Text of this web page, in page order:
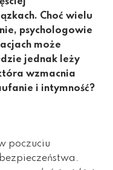
Choć wielu
psychologowie
może
jednak leży
wzmacnia
i intymność?
poczuciu